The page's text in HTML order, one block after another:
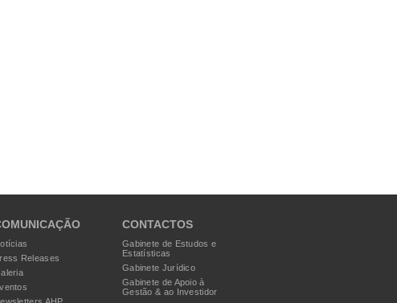
Releases
CONTACTOS
Gabinete de Estudos e
Estatísticas
Gabinete Jurídico
Gabinete de Apoio à
Gestão & ao Investidor